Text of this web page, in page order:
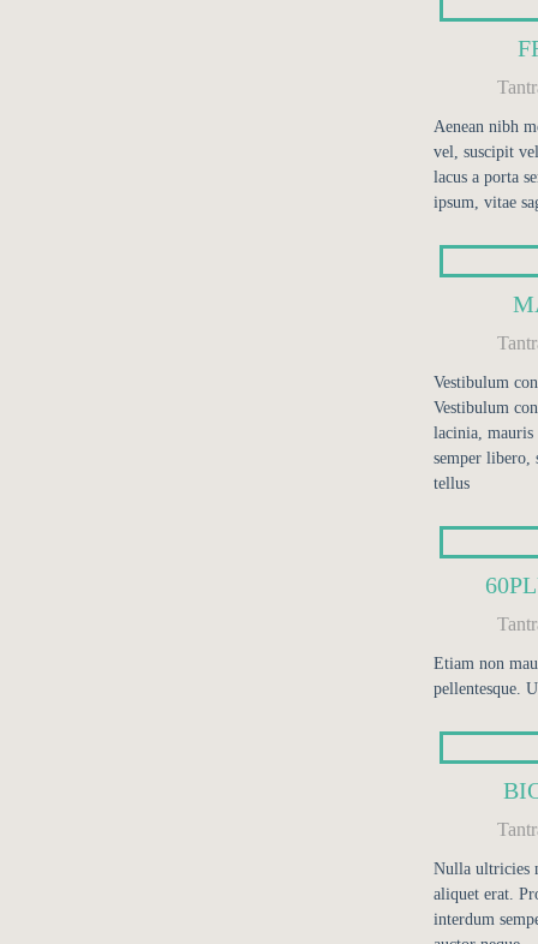
Aenean nibh
vel, suscipit
lacus a porta
ipsum, vitae
Vestibulum
Vestibulum
lacinia, mauris
semper libero,
tellus
Etiam non
pellentesque.
Nulla ultricies
aliquet erat.
interdum